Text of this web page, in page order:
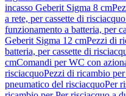
incasso Geberit Sigma 8 cm
a rete, per cassette di
funzionamento a batteria, per
Geberit Sigma 12 cmPezzi di
batteria, per cassette di
cmComandi per WC con
risciacquoPezzi di ricambio
pneumatico del risciacquoPer